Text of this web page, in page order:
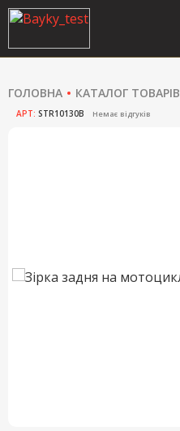
ГОЛОВНА КАТАЛОГ ТОВАРІВ
АРТ: STR10130B Немає відгуків